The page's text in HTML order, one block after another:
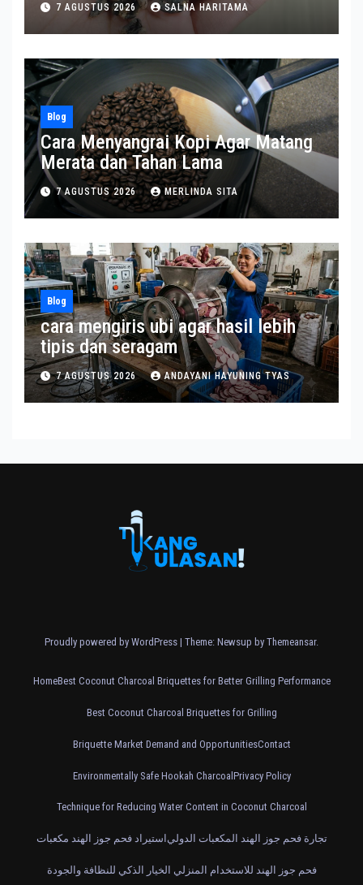
7 AGUSTUS 2026 SALNA HARITAMA
Blog
Cara Menyangrai Kopi Agar Matang
Merata dan Tahan Lama
7 AGUSTUS 2026 MERLINDA SITA
Blog
cara mengiris ubi agar hasil lebih
tipis dan seragam
7 AGUSTUS 2026 ANDAYANI HAYUNING TYAS
Proudly powered by WordPress | Theme: Newsup by Themeansar.
HomeBest Coconut Charcoal Briquettes for Better Grilling Performance
Best Coconut Charcoal Briquettes for Grilling
Briquette Market Demand and OpportunitiesContact
Environmentally Safe Hookah CharcoalPrivacy Policy
Technique for Reducing Water Content in Coconut Charcoal
استيراد فحم جوز الهند مكعبات تجارة فحم جوز الهند المكعبات الدولي
فحم جوز الهند للاستخدام المنزلي الخيار الذكي للنظافة والجودة